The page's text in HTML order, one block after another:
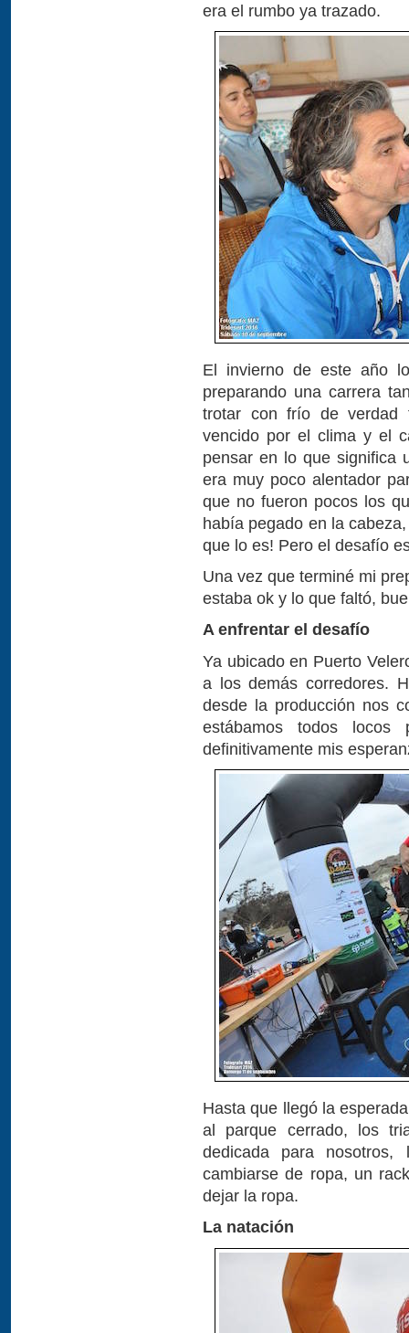
era el rumbo ya trazado.
El invierno de este año
preparando una carrera
trotar con frío de verdad
vencido por el clima y el
pensar en lo que significa
era muy poco alentador
que no fueron pocos los
había pegado en la
que lo es! Pero el desafío
Una vez que terminé mi
estaba ok y lo que faltó,
A enfrentar el desafío
Ya ubicado en Puerto
a los demás corredores.
desde la producción nos
estábamos todos
definitivamente mis
Hasta que llegó la
al parque cerrado, los
dedicada para
cambiarse de ropa, un
dejar la ropa.
La natación